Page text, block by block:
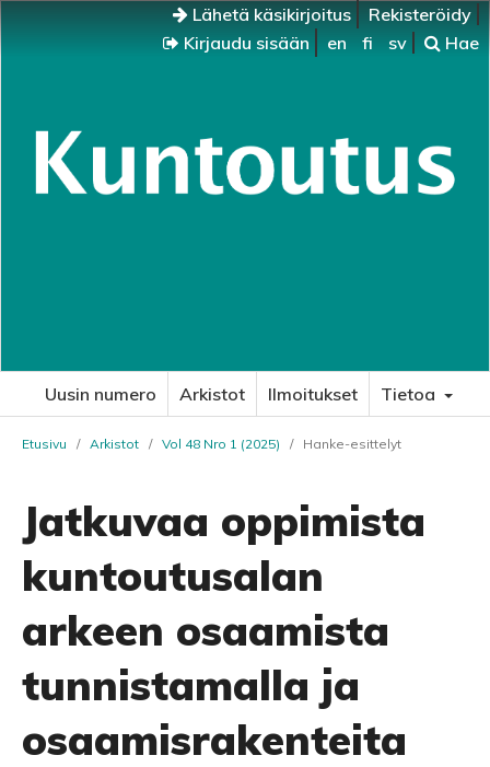
Lähetä käsikirjoitus
Rekisteröidy
Kirjaudu sisään
en fi sv Hae
Uusin numero Arkistot Ilmoitukset Tietoa
Etusivu / Arkistot / Vol 48 Nro 1 (2025) / Hanke-esittelyt
Jatkuvaa oppimista
kuntoutusalan
arkeen osaamista
tunnistamalla ja
osaamisrakenteita